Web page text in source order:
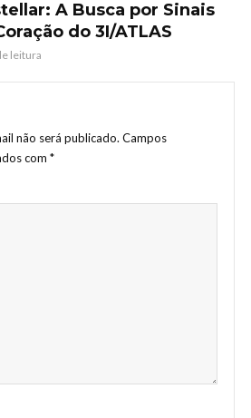
A Busca por Sinais
do 3I/ATLAS
leitura
não será publicado. Campos
com *